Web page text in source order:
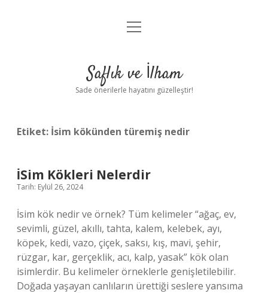
Anasayfa
Yasal Uyarı
menüyü
Saflık ve İlham
Sade önerilerle hayatını güzelleştir!
Etiket: İsim kökünden türemiş nedir
İSim Kökleri Nelerdir
Tarih: Eylül 26, 2024
İsim kök nedir ve örnek? Tüm kelimeler “ağaç, ev,
sevimli, güzel, akıllı, tahta, kalem, kelebek, ayı,
köpek, kedi, vazo, çiçek, saksı, kış, mavi, şehir,
rüzgar, kar, gerçeklik, acı, kalp, yasak” kök olan
isimlerdir. Bu kelimeler örneklerle genişletilebilir.
Doğada yaşayan canlıların ürettiği seslere yansıma